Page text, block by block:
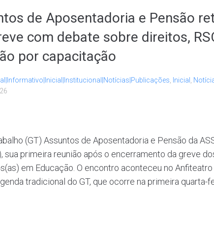
de Aposentadoria e Pensão
com debate sobre direitos,
por capacitação
Inicial
(GT) Assuntos de Aposentadoria e Pensão da
sua primeira reunião após o encerramento da greve
em Educação. O encontro aconteceu no Anfiteatro
tradicional do GT, que ocorre na primeira quarta-